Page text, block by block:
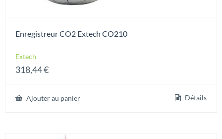
Enregistreur CO2 Extech CO210
Extech
318,44€
Ajouter au panier Détails